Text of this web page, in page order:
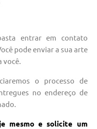
entrar em contato
pode enviar a sua arte
você.
o processo de
no endereço de
mesmo e solicite um